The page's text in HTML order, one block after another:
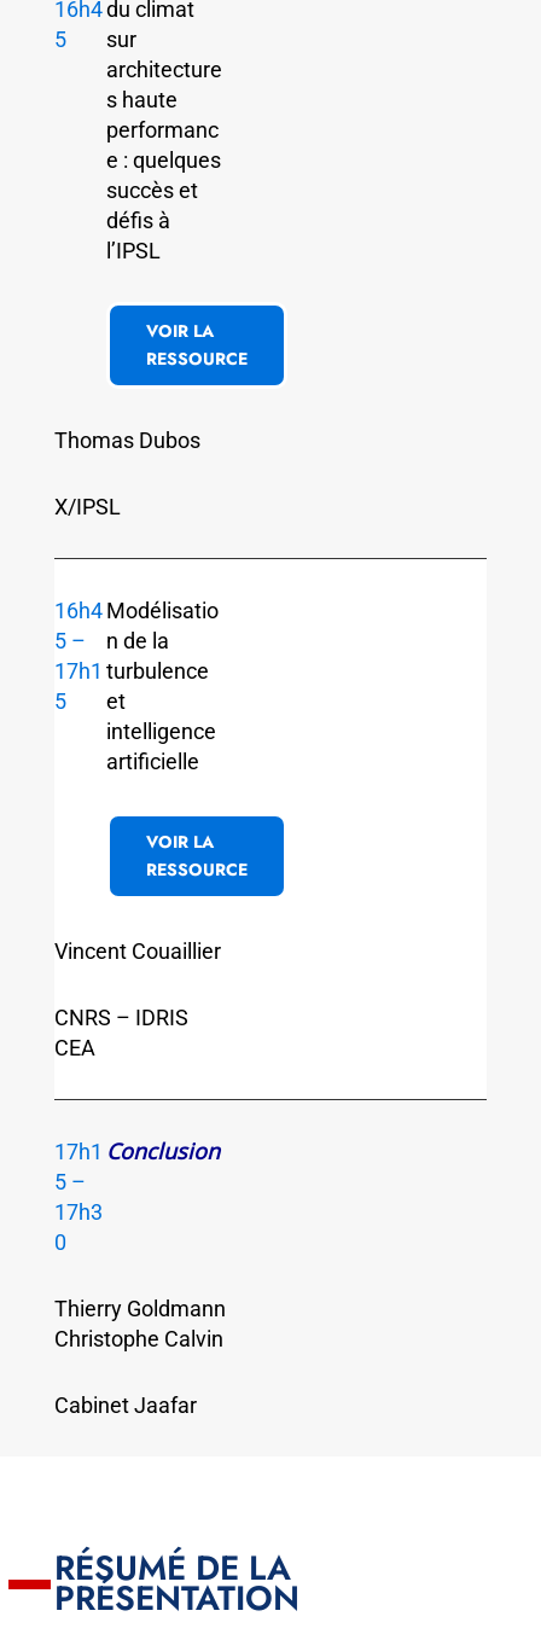
16h4
5
du climat
sur
architecture
s haute
performanc
e : quelques
succès et
défis à
l’IPSL
VOIR LA
RESSOURCE
Thomas Dubos
X/IPSL
16h4
5 –
17h1
5
Modélisatio
n de la
turbulence
et
intelligence
artificielle
VOIR LA
RESSOURCE
Vincent Couaillier
CNRS – IDRIS
CEA
17h1
5 –
17h3
0
Conclusion
Thierry Goldmann
Christophe Calvin
Cabinet Jaafar
RÉSUMÉ DE LA
PRÉSENTATION